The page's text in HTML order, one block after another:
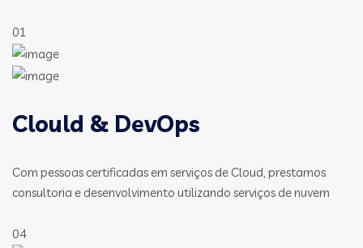
01
Clould & DevOps
Com pessoas certificadas em serviços de Cloud, prestamos
consultoria e desenvolvimento utilizando serviços de nuvem
04